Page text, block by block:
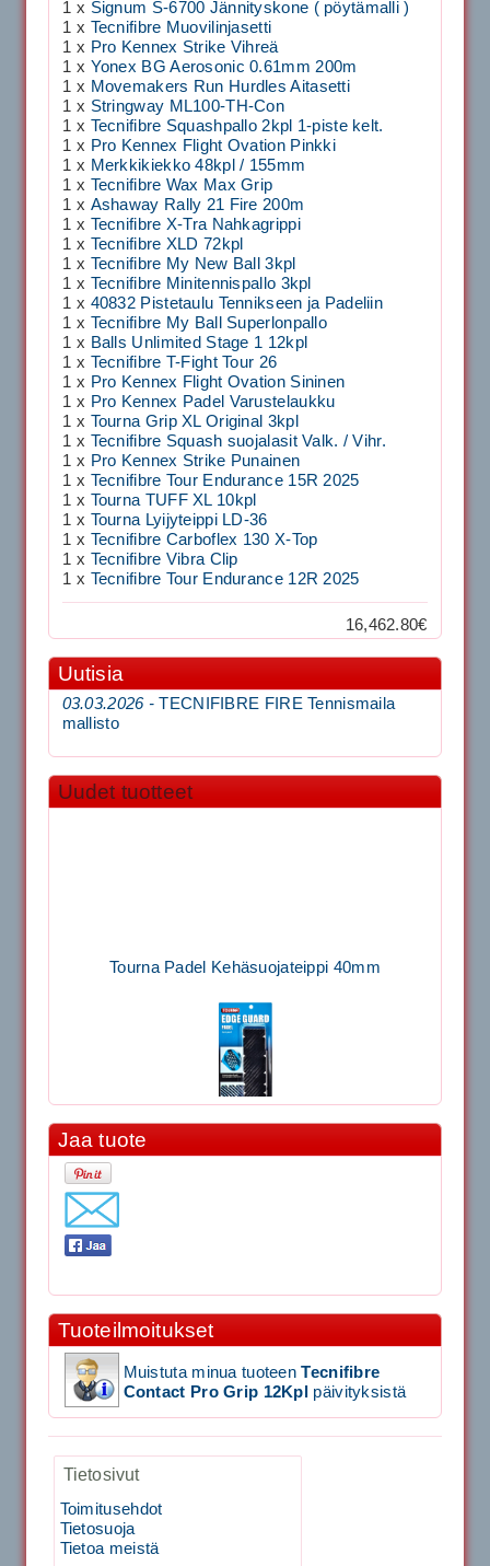
1 x Signum S-6700 Jännityskone ( pöytämalli )
1 x Tecnifibre Muovilinjasetti
1 x Pro Kennex Strike Vihreä
1 x Yonex BG Aerosonic 0.61mm 200m
1 x Movemakers Run Hurdles Aitasetti
1 x Stringway ML100-TH-Con
1 x Tecnifibre Squashpallo 2kpl 1-piste kelt.
1 x Pro Kennex Flight Ovation Pinkki
1 x Merkkikiekko 48kpl / 155mm
1 x Tecnifibre Wax Max Grip
1 x Ashaway Rally 21 Fire 200m
1 x Tecnifibre X-Tra Nahkagrippi
1 x Tecnifibre XLD 72kpl
1 x Tecnifibre My New Ball 3kpl
1 x Tecnifibre Minitennispallo 3kpl
1 x 40832 Pistetaulu Tennikseen ja Padeliin
1 x Tecnifibre My Ball Superlonpallo
1 x Balls Unlimited Stage 1 12kpl
1 x Tecnifibre T-Fight Tour 26
1 x Pro Kennex Flight Ovation Sininen
1 x Pro Kennex Padel Varustelaukku
1 x Tourna Grip XL Original 3kpl
1 x Tecnifibre Squash suojalasit Valk. / Vihr.
1 x Pro Kennex Strike Punainen
1 x Tecnifibre Tour Endurance 15R 2025
1 x Tourna TUFF XL 10kpl
1 x Tourna Lyijyteippi LD-36
1 x Tecnifibre Carboflex 130 X-Top
1 x Tecnifibre Vibra Clip
1 x Tecnifibre Tour Endurance 12R 2025
16,462.80€
Uutisia
03.03.2026 -TECNIFIBRE FIRE Tennismaila
mallisto
Uudet tuotteet
Signum S-7000 Jännityskone (Pöytämalli)
1,650.00€
SIGNUM S-7000 &...
Signum S-7000 Jännityskone (Jalustamalli)
1,999.00€
40883 Harjasosa hiekkanurmiharjaan
Jaa tuote
Tuoteilmoitukset
Muistuta minua tuoteenTecnifibre
Contact Pro Grip 12Kpl
päivityksistä
Tietosivut
Toimitusehdot
Tietosuoja
Tietoa meistä